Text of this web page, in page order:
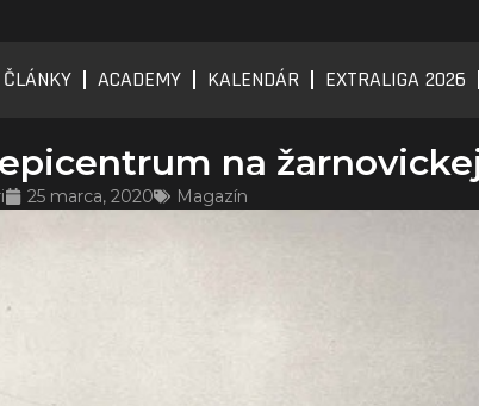
ČLÁNKY ACADEMY KALENDÁR EXTRALIGA 2026
na
25 marca, 2020 Magazín